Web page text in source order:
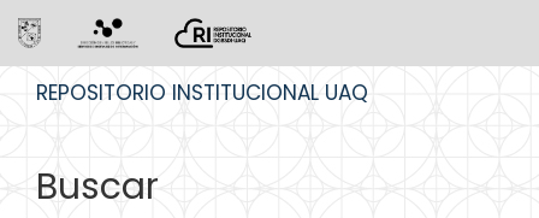
REPOSITORIO INSTITUCIONAL UAQ
Buscar